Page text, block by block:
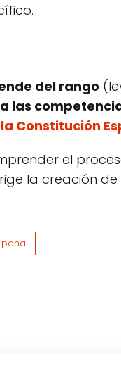
del rango
las
Constitución
el
la creación de